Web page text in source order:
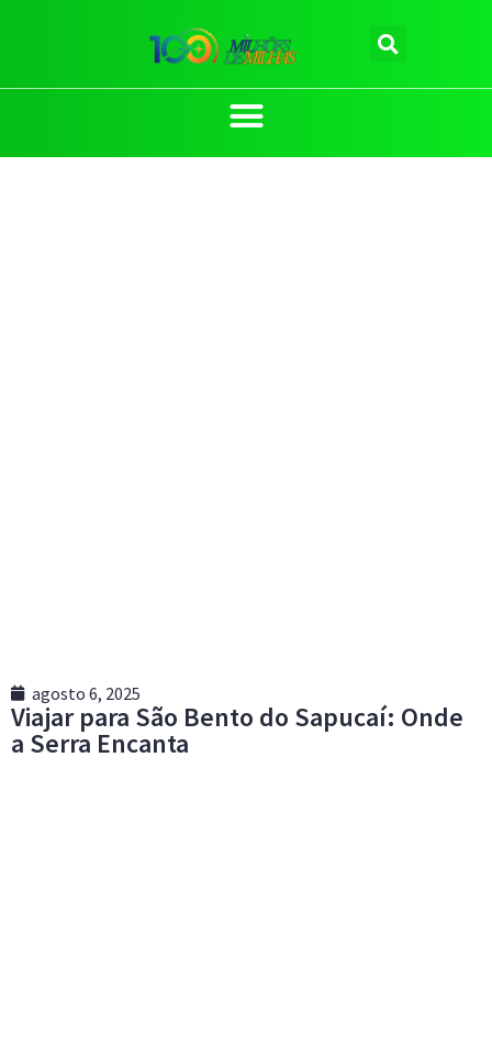
agosto 6, 2025
Viajar para São Bento do Sapucaí: Onde
a Serra Encanta